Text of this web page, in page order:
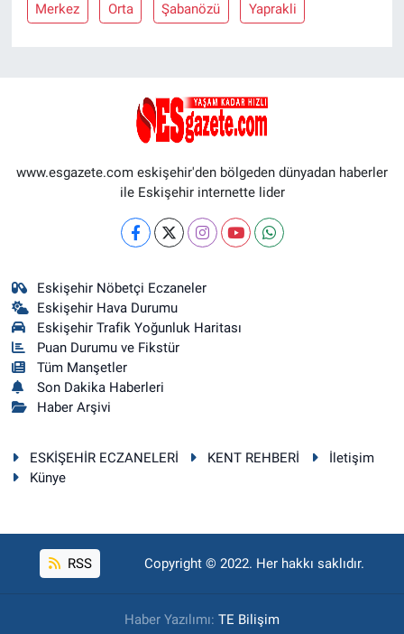
Merkez Orta Şabanözü Yaprakli
www.esgazete.com eskişehir'den bölgeden dünyadan haberler
ile Eskişehir internette lider
Eskişehir Nöbetçi Eczaneler
Eskişehir Hava Durumu
Eskişehir Trafik Yoğunluk Haritası
Puan Durumu ve Fikstür
Tüm Manşetler
Son Dakika Haberleri
Haber Arşivi
ESKİŞEHİR ECZANELERİ KENT REHBERİ
İletişim
Künye
RSS Copyright © 2022. Her hakkı saklıdır.
Haber Yazılımı: TE Bilişim